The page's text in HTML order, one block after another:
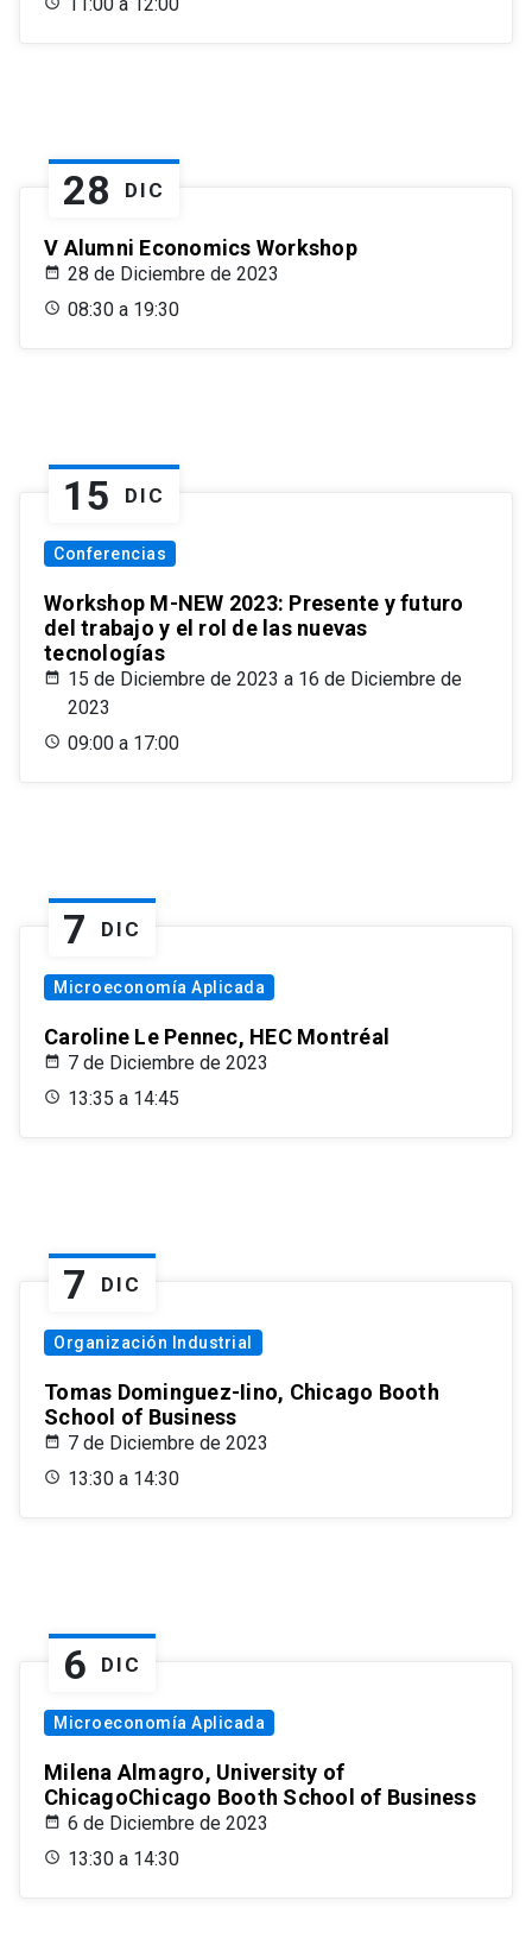
28 DIC
V Alumni Economics Workshop
28 de Diciembre de 2023
08:30 a 19:30
15 DIC
Conferencias
Workshop M-NEW 2023: Presente y futuro
del trabajo y el rol de las nuevas
tecnologías
15 de Diciembre de 2023 a 16 de Diciembre de
2023
09:00 a 17:00
7 DIC
Microeconomía Aplicada
Caroline Le Pennec, HEC Montréal
7 de Diciembre de 2023
13:35 a 14:45
7 DIC
Organización Industrial
Tomas Dominguez-Iino, Chicago Booth
School of Business
7 de Diciembre de 2023
13:30 a 14:30
6 DIC
Microeconomía Aplicada
Milena Almagro, University of
ChicagoChicago Booth School of Business
6 de Diciembre de 2023
13:30 a 14:30